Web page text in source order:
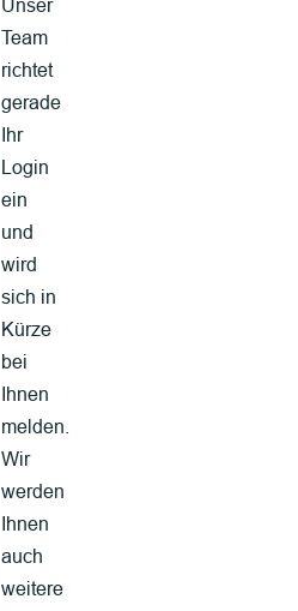
Unser
Team
richtet
gerade
Ihr
Login
ein
und
wird
sich in
Kürze
bei
Ihnen
melden.
Wir
werden
Ihnen
auch
weitere